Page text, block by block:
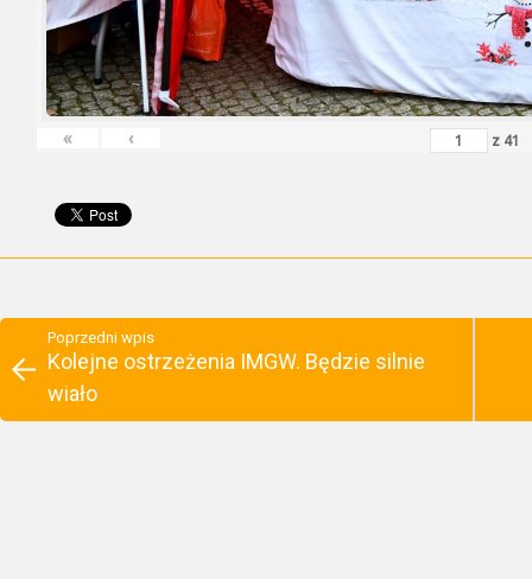
« ‹ z 41
Poprzedni wpis
Kolejne ostrzeżenia IMGW. Będzie silnie
wiało